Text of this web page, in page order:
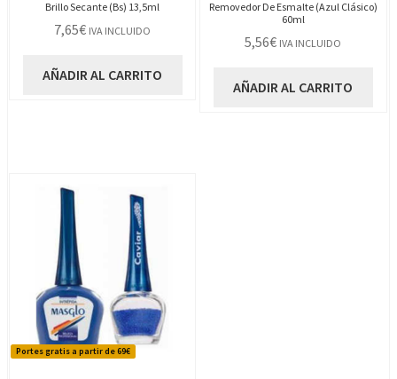
Brillo Secante (Bs) 13,5ml
7,65€ IVA INCLUIDO
AÑADIR AL CARRITO
Removedor De Esmalte (Azul Clásico)
60ml
5,56€ IVA INCLUIDO
AÑADIR AL CARRITO
Portes gratis a partir de 69€